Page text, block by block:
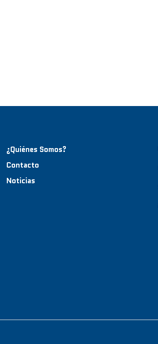
¿Quiénes Somos?
Contacto
Noticias